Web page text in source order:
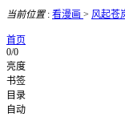
当前位置: 看漫画 > 风起苍
首页
0/0
亮度
书签
目录
自动